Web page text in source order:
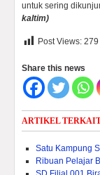
untuk sering
kaltim)
Post Views: 279
Share this news
ARTIKEL
Satu Kampung
Ribuan Pelajar